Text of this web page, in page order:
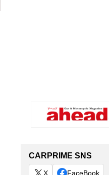
CARPRIME SNS
X FaceBook